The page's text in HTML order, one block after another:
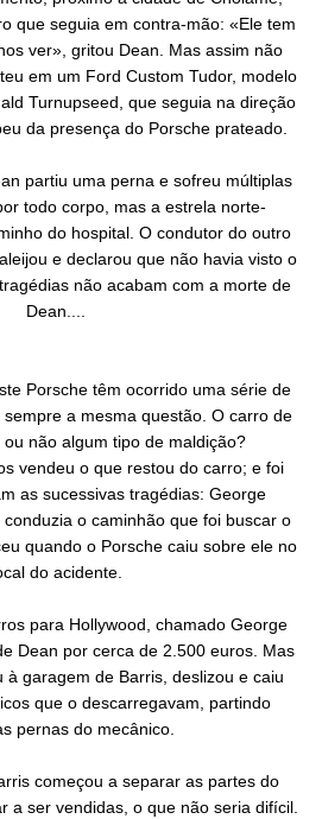
que seguia em contra-mão: «Ele tem
ver», gritou Dean. Mas assim não
em um Ford Custom Tudor, modelo
Turnupseed, que seguia na direção
da presença do Porsche prateado.
partiu uma perna e sofreu múltiplas
todo corpo, mas a estrela norte-
do hospital. O condutor do outro
e declarou que não havia visto o
não acabam com a morte de
Dean....
Porsche têm ocorrido uma série de
a mesma questão. O carro de
não algum tipo de maldição?
vendeu o que restou do carro; e foi
as sucessivas tragédias: George
o caminhão que foi buscar o
quando o Porsche caiu sobre ele no
do acidente.
para Hollywood, chamado George
Dean por cerca de 2.500 euros. Mas
à garagem de Barris, deslizou e caiu
que o descarregavam, partindo
pernas do mecânico.
começou a separar as partes do
a ser vendidas, o que não seria difícil.